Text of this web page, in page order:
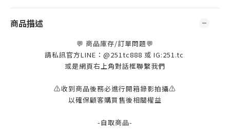
商品描述
💬 商品庫存/訂單問題💬
請私訊官方LINE：@251tc888 或 IG:251.tc
或是網頁右上角對話框聯繫我們
⚠️收到商品後務必進行開箱錄影拍攝⚠️
以確保顧客購買售後相關權益
-自取商品-